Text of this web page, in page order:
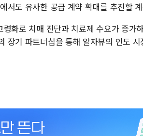
서도 유사한 공급 계약 확대를 추진할
화로 치매 진단과 치료제 수요가 증가
장기 파트너십을 통해 알자뷰의 인도